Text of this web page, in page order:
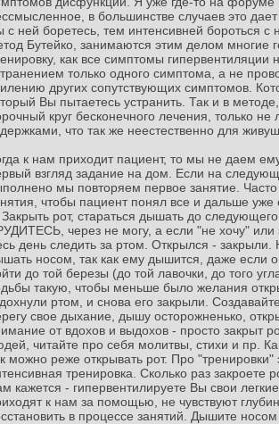
в большинстве случаев это
с ней боретесь, тем интенсивней бороться
Бутейко, занимаются этим делом многие
как все симптомы
только одного симптома, а не
других сопутствующих симптомов.
Вы пытаетесь устранить. Так и в
круг бесконечного лечения, только
что так же неестественно для
к нам приходит пациент, то мы не даем
взгляд задание на дом. Если на
мы повторяем первое занятие. Часто
чтобы пациент понял все и дальше
рот, стараться дышать до
через не могу, а если "не хочу"
день следить за ртом. Открылся -
носом, так как ему дышится, даже если
до той березы (до той лавочки, до того
такую, чтобы меньше было желания
ртом, и снова его закрыли.
свое дыхание, дышу осторожненько,
от вдохов и выдохов - просто закрыт
читайте про себя молитвы, стихи и пр.
можно реже открывать рот. Про
тренировка. Сколько раз закроете
кажется - гипервентилируете Вы свои
к нам за помощью, не чувствуют
в процессе занятий. Дышите